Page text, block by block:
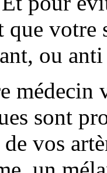
votre
ou
médecin
sont
vos